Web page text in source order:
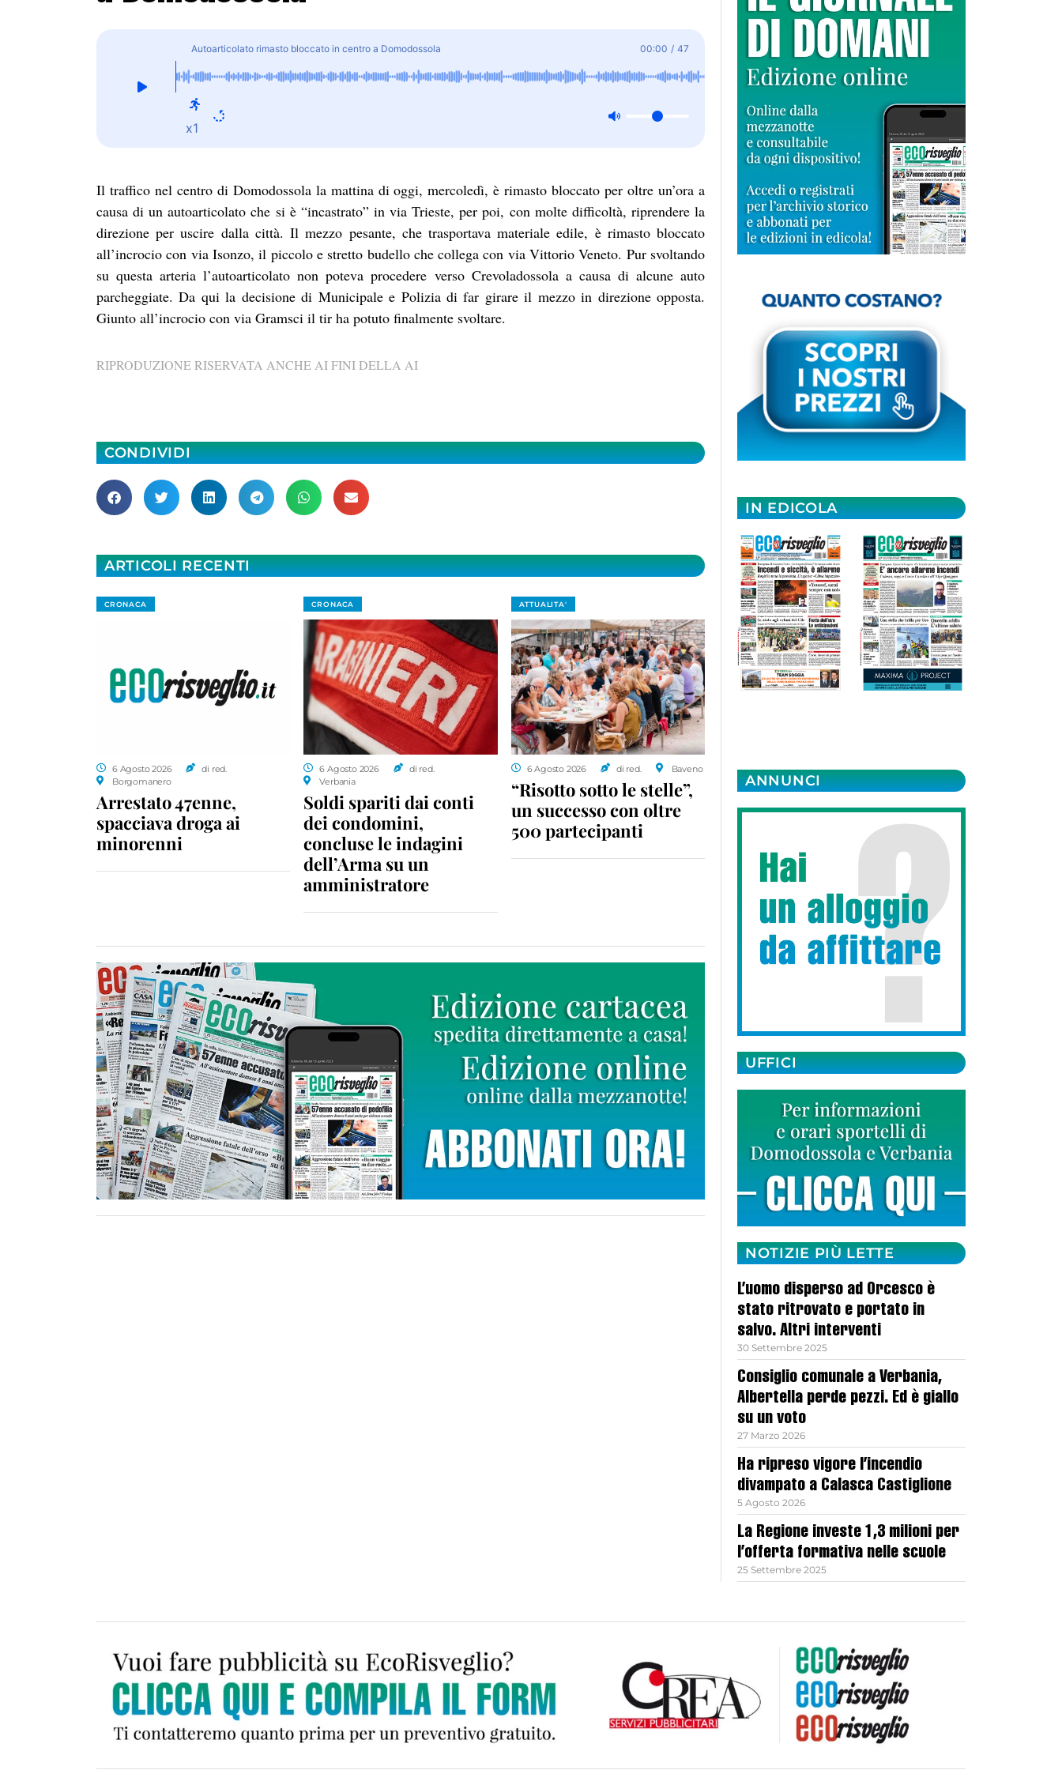
Autoarticolato rimasto bloccato in centro a Domodossola 00:00 / 47
x1
Il traffico nel centro di Domodossola la mattina di oggi, mercoledì, è rimasto bloccato per oltre un’ora a
causa di un autoarticolato che si è “incastrato” in via Trieste, per poi, con molte difficoltà, riprendere la
direzione per uscire dalla città. Il mezzo pesante, che trasportava materiale edile, è rimasto bloccato
all’incrocio con via Isonzo, il piccolo e stretto budello che collega con via Vittorio Veneto. Pur svoltando
su questa arteria l’autoarticolato non poteva procedere verso Crevoladossola a causa di alcune auto
parcheggiate. Da qui la decisione di Municipale e Polizia di far girare il mezzo in direzione opposta.
Giunto all’incrocio con via Gramsci il tir ha potuto finalmente svoltare.
RIPRODUZIONE RISERVATA ANCHE AI FINI DELLA AI
CONDIVIDI
ARTICOLI RECENTI
CRONACA
6 Agosto 2026
di red.
Borgomanero
Arrestato 47enne,
spacciava droga ai
minorenni
CRONACA
6 Agosto 2026
di red.
Verbania
Soldi spariti dai conti
dei condomini,
concluse le indagini
dell’Arma su un
amministratore
ATTUALITA'
6 Agosto 2026 di red. Baveno
“Risotto sotto le stelle”,
un successo con oltre
500 partecipanti
IN EDICOLA
ANNUNCI
UFFICI
NOTIZIE PIÙ LETTE
L’uomo disperso ad Orcesco è
stato ritrovato e portato in
salvo. Altri interventi
30 Settembre 2025
Consiglio comunale a Verbania,
Albertella perde pezzi. Ed è giallo
su un voto
27 Marzo 2026
Ha ripreso vigore l’incendio
divampato a Calasca Castiglione
5 Agosto 2026
La Regione investe 1,3 milioni per
l’offerta formativa nelle scuole
25 Settembre 2025